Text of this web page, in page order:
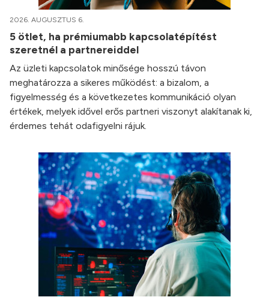
2026. AUGUSZTUS 6.
5 ötlet, ha prémiumabb kapcsolatépítést
szeretnél a partnereiddel
Az üzleti kapcsolatok minősége hosszú távon
meghatározza a sikeres működést: a bizalom, a
figyelmesség és a következetes kommunikáció olyan
értékek, melyek idővel erős partneri viszonyt alakítanak ki,
érdemes tehát odafigyelni rájuk.